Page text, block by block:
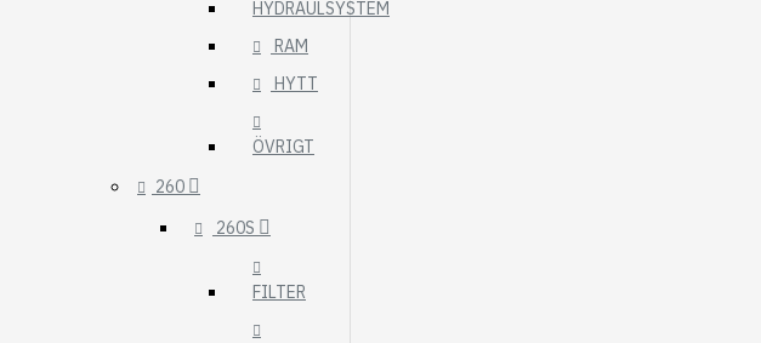
HYDRAULSYSTEM
RAM
HYTT
ÖVRIGT
260
260S
FILTER